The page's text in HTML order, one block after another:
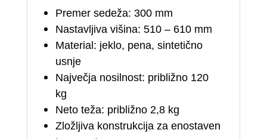
Premer sedeža: 300 mm
Nastavljiva višina: 510 – 610 mm
Material: jeklo, pena, sintetično
usnje
Največja nosilnost: približno 120
kg
Neto teža: približno 2,8 kg
Zložljiva konstrukcija za enostaven